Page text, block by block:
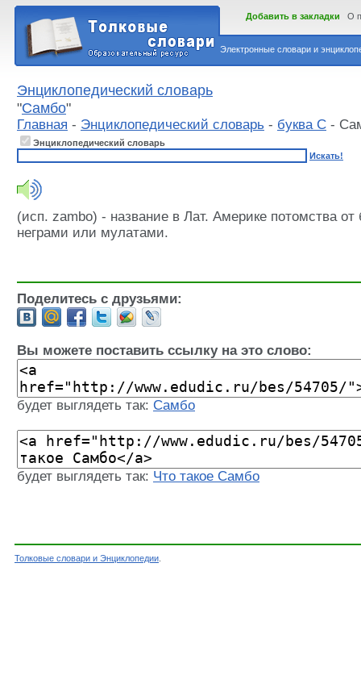
Электронные словари и
Добавить в закладки О
Энциклопедический словарь
"Самбо"
Главная - Энциклопедический словарь - буква С -
Энциклопедический словарь
Искать!
(исп. zambo) - название в Лат. Америке потомства от
неграми или мулатами.
Поделитесь с друзьями:
Вы можете поставить ссылку на это слово:
будет выглядеть так: Самбо
будет выглядеть так: Что такое Самбо
Толковые словари и Энциклопедии